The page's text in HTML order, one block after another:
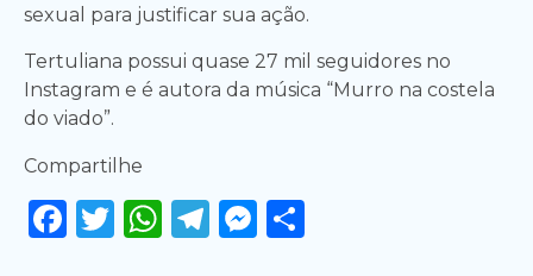
sexual para justificar sua ação.
Tertuliana possui quase 27 mil seguidores no
Instagram e é autora da música “Murro na costela
do viado”.
Compartilhe
Facebook
Twitter
WhatsApp
Telegram
Messenger